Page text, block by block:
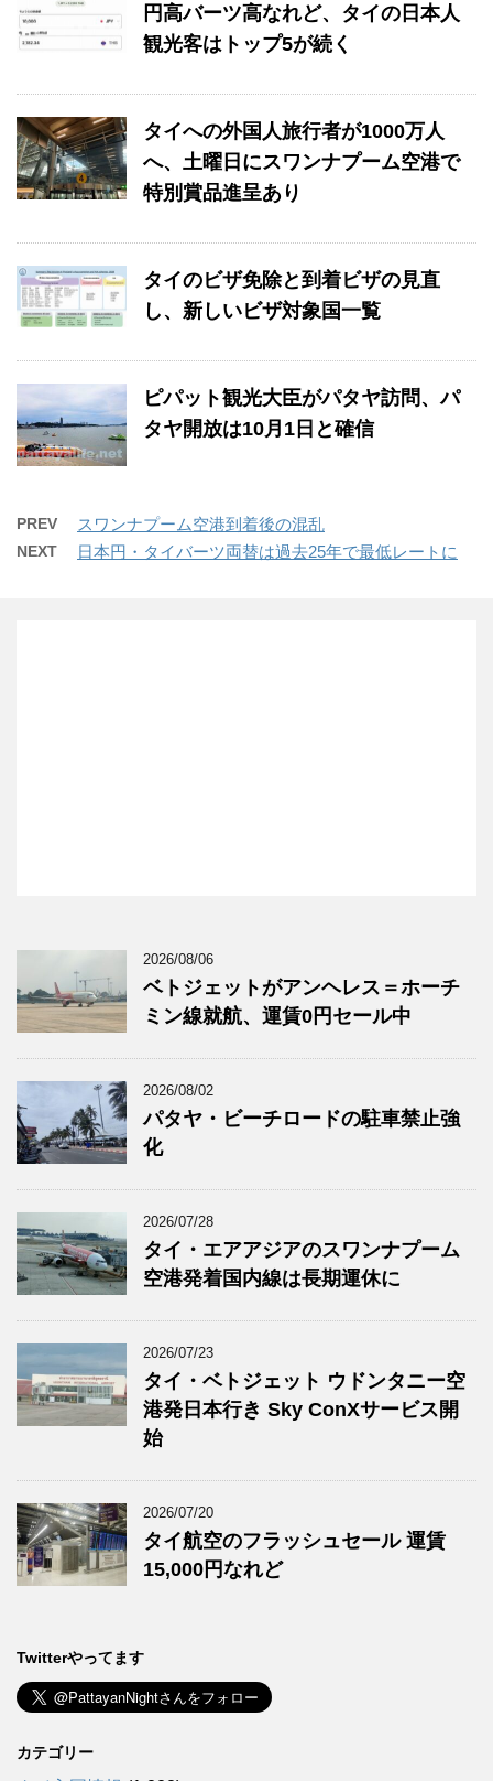
円高バーツ高なれど、タイの日本人
観光客はトップ5が続く
タイへの外国人旅行者が1000万人
へ、土曜日にスワンナプーム空港で
特別賞品進呈あり
タイのビザ免除と到着ビザの見直
し、新しいビザ対象国一覧
ピパット観光大臣がパタヤ訪問、パ
タヤ開放は10月1日と確信
PREV スワンナプーム空港到着後の混乱
NEXT 日本円・タイバーツ両替は過去25年で最低レートに
2026/08/06
ベトジェットがアンヘレス＝ホーチ
ミン線就航、運賃0円セール中
2026/08/02
パタヤ・ビーチロードの駐車禁止強
化
2026/07/28
タイ・エアアジアのスワンナプーム
空港発着国内線は長期運休に
2026/07/23
タイ・ベトジェット ウドンタニー空
港発日本行き Sky ConXサービス開
始
2026/07/20
タイ航空のフラッシュセール 運賃
15,000円なれど
Twitterやってます
カテゴリー